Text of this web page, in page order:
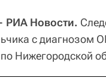
Новости.
с диагнозом
Нижегородской